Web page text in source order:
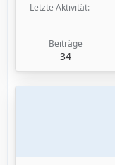
Letzte Aktivität
Beiträge
34